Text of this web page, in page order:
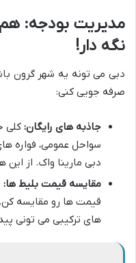
مدیریت بودجه:
نگه دار!
دبی می تونه یه شهر گرون
صرفه جویی کنی:
جاذبه های رایگان: کلی
سواحل عمومی، فواره
دبی مارینا واک. از این
مقایسه قیمت بلیط ها:
قیمت ها رو مقایسه
های ترکیبی می تونی